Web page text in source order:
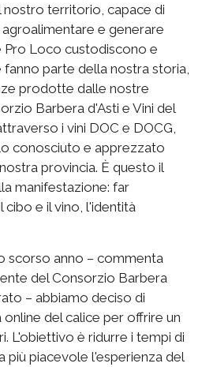
nostro territorio, capace di
e generare
Loco custodiscono e
parte della nostra storia,
prodotte dalle nostre
Barbera d'Asti e Vini del
i vini DOC e DOCG,
conosciuto e apprezzato
provincia. È questo il
manifestazione: far
e il vino, l'identità
scorso anno – commenta
del Consorzio Barbera
– abbiamo deciso di
del calice per offrire un
L'obiettivo è ridurre i tempi di
più piacevole l'esperienza del